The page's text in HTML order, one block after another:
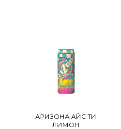
АРИЗОНА АЙС ТИ
ЛИМОН